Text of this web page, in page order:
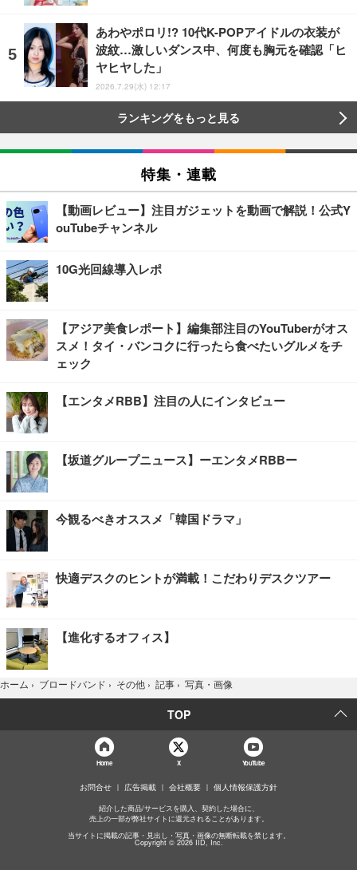
あわやポロリ!? 10代K-POPアイドルの衣装が
波紋…激しいダンス中、何度も胸元を確認「ヒ
ヤヒヤした」
2026.7.29(水) 12:17
ランキングをもっと見る
特集・連載
【動画レビュー】注目ガジェットを動画で解説！公式Y
ouTubeチャンネル
10G光回線導入レポ
【アジア美食レポート】編集部注目のYouTuberがオス
スメ！タイ・バンコクに行ったら食べたいグルメをチ
ェック
【エンタメRBB】注目の人にインタビュー
【坂道グループニュース】ーエンタメRBBー
今観るべきオススメ「韓国ドラマ」
快適デスクのヒントが満載！こだわりデスクツアー
【進化するオフィス】
ホーム › ブロードバンド › その他 › 記事 › 写真・画像
TOP
Home X YouTube
お問合せ 広告掲載 会社概要 個人情報保護方針
紹介した商品/サービスを購入、契約した場合に、
売上の一部が弊社サイトに還元されることがあります。
当サイトに掲載の記事・見出し・写真・画像の無断転載を禁じます。
Copyright © 2026 IID, Inc.